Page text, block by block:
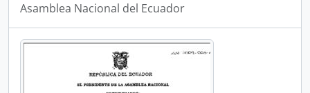
Asamblea Nacional del Ecuador